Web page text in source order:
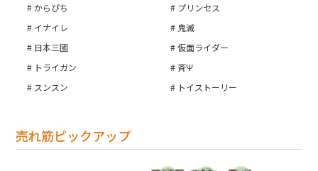
からぴち
プリンセス
イナイレ
鬼滅
日本三國
仮面ライダー
トライガン
斉Ψ
スンスン
トイストーリー
売れ筋ピックアップ